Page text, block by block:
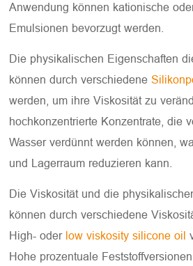
Anwendung können kationische
Emulsionen bevorzugt werden.
Die physikalischen Eigenschaften
können durch verschiedene
werden, um ihre Viskosität zu
hochkonzentrierte Konzentrate, die
Wasser verdünnt werden können,
und Lagerraum reduzieren kann.
Die Viskosität und die
können durch verschiedene
High- oder low viskosity silicone oil
Hohe prozentuale